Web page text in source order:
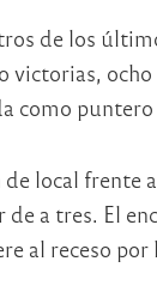
de los
victorias,
como puntero
de local
a tres. El
al receso por